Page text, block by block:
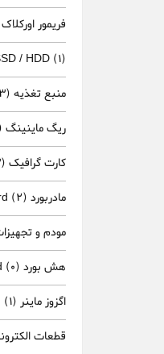
فریمور
/ HDD (1)
منبع تغذیه (3)
ریگ ماینینگ
کارت گرافیک GPU
مادربورد Motherboard (2)
مودم و
هش بورد Hash Board (0)
اگزوز ماینر (1)
قطعات